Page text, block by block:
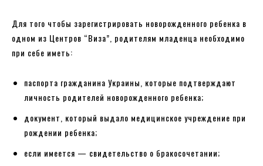
Для того чтобы зарегистрировать новорожденного ребенка в
одном из Центров “Виза”, родителям младенца необходимо
при себе иметь:
паспорта гражданина Украины, которые подтверждают
личность родителей новорожденного ребенка;
документ, который выдало медицинское учреждение при
рождении ребенка;
если имеется — свидетельство о бракосочетании;